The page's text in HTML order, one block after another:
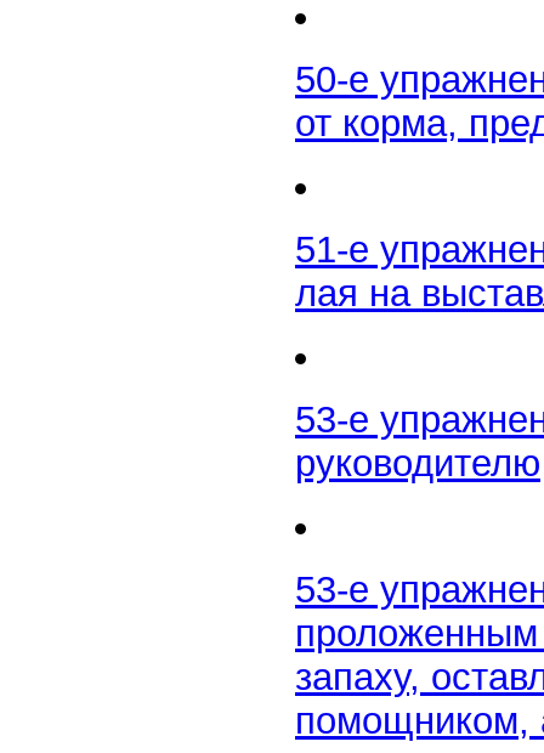
50-е
от корма,
51-е
лая на
53-е
руководителю
53-е
запаху,
помощником,